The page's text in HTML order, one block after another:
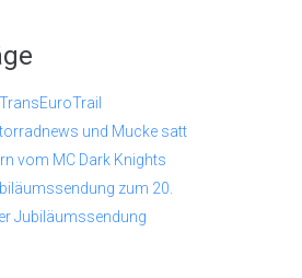
und Mucke satt
vom MC Dark Knights
zum 20.
Jubiläumssendung